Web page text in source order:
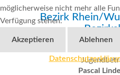
Bezirk Rhein/
Pascal
möglicherweise nicht mehr alle
Verfügung stehen.
Akzeptieren Ablehnen